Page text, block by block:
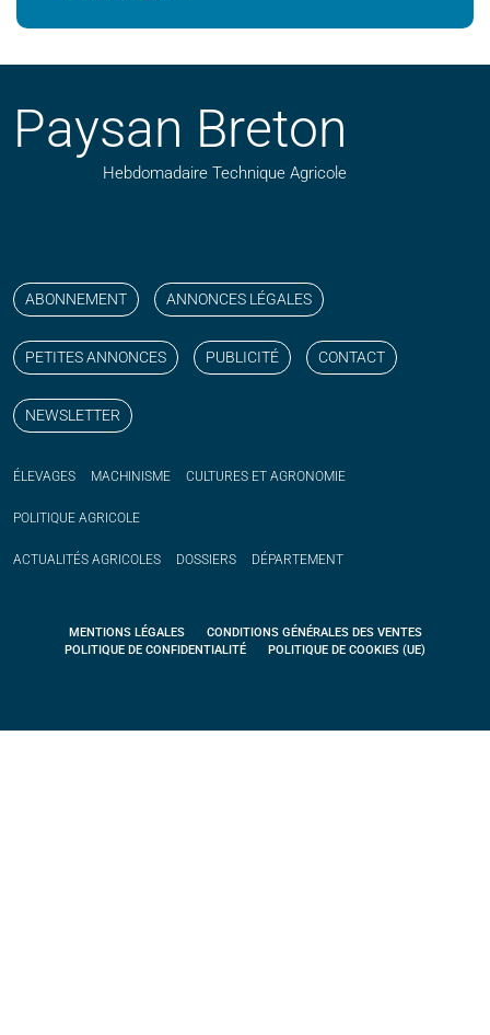
Paysan Breton
Hebdomadaire Technique Agricole
ABONNEMENT ANNONCES LÉGALES
PETITES ANNONCES PUBLICITÉ CONTACT
NEWSLETTER
ÉLEVAGES MACHINISME CULTURES ET AGRONOMIE
POLITIQUE AGRICOLE
ACTUALITÉS AGRICOLES DOSSIERS DÉPARTEMENT
MENTIONS LÉGALES
CONDITIONS GÉNÉRALES DES VENTES
POLITIQUE DE CONFIDENTIALITÉ
POLITIQUE DE COOKIES (UE)